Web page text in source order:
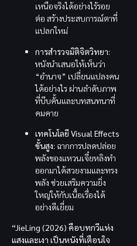
เหนือจริงได้อย่างไร้รอย
ต่อ สร้างประสบการณ์ตาที่
แปลกใหม่
การสำรวจมิติจิตวิทยา:
หนังนำเสนอให้เห็นว่า
“อำนาจ” เปลี่ยนแปลงคน
ได้อย่างไร ผ่านลำดับภาพ
ที่บีบคั้นและบทสนทนาที่
คมคาย
เทคโนโลยี Visual Effects
ขั้นสูง: ฉากการปลดปล่อย
พลังของแหวนเจี๋ยหลิงทำ
ออกมาได้สวยงามและทรง
พลัง ช่วยเสริมความยิ่ง
ใหญ่ให้กับเนื้อเรื่องได้
อย่างดีเยี่ยม
“JieLing (2026) คือบทกวีแห่ง
แสงและเงา เป็นหนังที่เตือนใจ